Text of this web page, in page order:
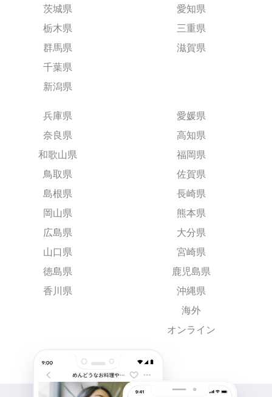
茨城県
栃木県
群馬県
千葉県
新潟県
愛知県
三重県
滋賀県
兵庫県
奈良県
和歌山県
鳥取県
島根県
岡山県
広島県
山口県
徳島県
香川県
愛媛県
高知県
福岡県
佐賀県
長崎県
熊本県
大分県
宮崎県
鹿児島県
沖縄県
海外
オンライン